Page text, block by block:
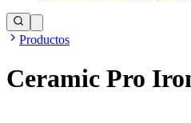
Productos
Ceramic Pro